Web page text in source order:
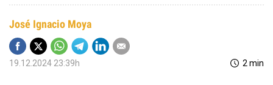
José Ignacio Moya
19.12.2024 23:39h 2 min